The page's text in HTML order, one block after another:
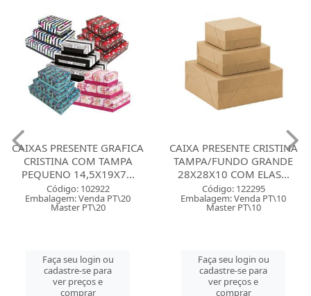
CAIXAS PRESENTE GRAFICA
CRISTINA COM TAMPA
PEQUENO 14,5X19X7...
Código: 102922
Embalagem: Venda PT\20
Master PT\20
Faça seu login ou
cadastre-se para
ver preços e
comprar
CAIXA PRESENTE CRISTINA
TAMPA/FUNDO GRANDE
28X28X10 COM ELAS...
Código: 122295
Embalagem: Venda PT\10
Master PT\10
Faça seu login ou
cadastre-se para
ver preços e
comprar